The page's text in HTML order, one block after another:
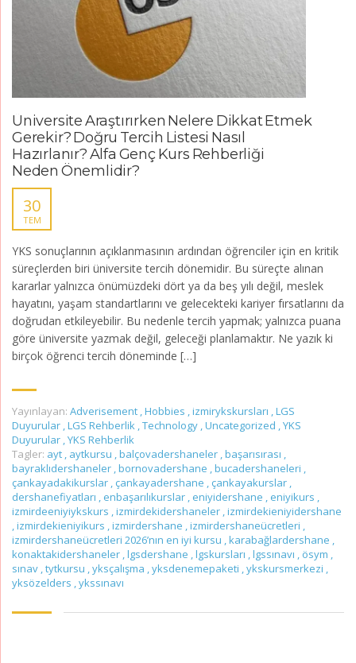
Üniversite Araştırırken Nelere Dikkat Etmek
Gerekir? Doğru Tercih Listesi Nasıl
Hazırlanır? Alfa Genç Kurs Rehberliği
Neden Önemlidir?
30
TEM
YKS sonuçlarının açıklanmasının ardından öğrenciler için en kritik
süreçlerden biri üniversite tercih dönemidir. Bu süreçte alınan
kararlar yalnızca önümüzdeki dört ya da beş yılı değil, meslek
hayatını, yaşam standartlarını ve gelecekteki kariyer fırsatlarını da
doğrudan etkileyebilir. Bu nedenle tercih yapmak; yalnızca puana
göre üniversite yazmak değil, geleceği planlamaktır. Ne yazık ki
birçok öğrenci tercih döneminde […]
Yayınlayan: Adverisement ,Hobbies ,izmirykskursları ,LGS
Duyurular ,LGS Rehberlik ,Technology ,Uncategorized ,YKS
Duyurular ,YKS Rehberlik
Tagler: ayt , aytkursu ,balçovadershaneler ,başarısırası ,
bayraklıdershaneler ,bornovadershane ,bucadershaneleri ,
çankayadakikurslar , çankayadershane , çankayakurslar ,
dershanefiyatları , enbaşarılıkurslar , eniyidershane , eniyikurs ,
izmirdeeniyiykskurs ,izmirdekidershaneler ,izmirdekieniyidershane
,izmirdekieniyikurs ,izmirdershane ,izmirdershaneücretleri ,
izmirdershaneücretleri 2026’nın en iyi kursu ,karabağlardershane ,
konaktakidershaneler ,lgsdershane ,lgskursları ,lgssınavı , ösym ,
sınav ,tytkursu ,yksçalışma ,yksdenemepaketi ,ykskursmerkezi ,
yksözelders ,ykssınavı